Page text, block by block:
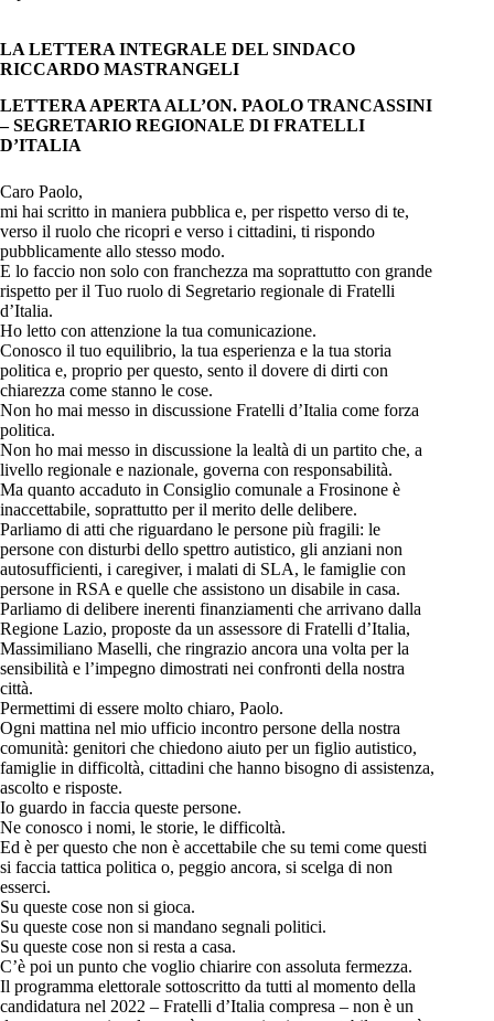
LA LETTERA INTEGRALE DEL SINDACO
RICCARDO MASTRANGELI
LETTERA APERTA ALL’ON. PAOLO TRANCASSINI
– SEGRETARIO REGIONALE DI FRATELLI
D’ITALIA
Caro Paolo,
mi hai scritto in maniera pubblica e, per rispetto verso di te,
verso il ruolo che ricopri e verso i cittadini, ti rispondo
pubblicamente allo stesso modo.
E lo faccio non solo con franchezza ma soprattutto con grande
rispetto per il Tuo ruolo di Segretario regionale di Fratelli
d’Italia.
Ho letto con attenzione la tua comunicazione.
Conosco il tuo equilibrio, la tua esperienza e la tua storia
politica e, proprio per questo, sento il dovere di dirti con
chiarezza come stanno le cose.
Non ho mai messo in discussione Fratelli d’Italia come forza
politica.
Non ho mai messo in discussione la lealtà di un partito che, a
livello regionale e nazionale, governa con responsabilità.
Ma quanto accaduto in Consiglio comunale a Frosinone è
inaccettabile, soprattutto per il merito delle delibere.
Parliamo di atti che riguardano le persone più fragili: le
persone con disturbi dello spettro autistico, gli anziani non
autosufficienti, i caregiver, i malati di SLA, le famiglie con
persone in RSA e quelle che assistono un disabile in casa.
Parliamo di delibere inerenti finanziamenti che arrivano dalla
Regione Lazio, proposte da un assessore di Fratelli d’Italia,
Massimiliano Maselli, che ringrazio ancora una volta per la
sensibilità e l’impegno dimostrati nei confronti della nostra
città.
Permettimi di essere molto chiaro, Paolo.
Ogni mattina nel mio ufficio incontro persone della nostra
comunità: genitori che chiedono aiuto per un figlio autistico,
famiglie in difficoltà, cittadini che hanno bisogno di assistenza,
ascolto e risposte.
Io guardo in faccia queste persone.
Ne conosco i nomi, le storie, le difficoltà.
Ed è per questo che non è accettabile che su temi come questi
si faccia tattica politica o, peggio ancora, si scelga di non
esserci.
Su queste cose non si gioca.
Su queste cose non si mandano segnali politici.
Su queste cose non si resta a casa.
C’è poi un punto che voglio chiarire con assoluta fermezza.
Il programma elettorale sottoscritto da tutti al momento della
candidatura nel 2022 – Fratelli d’Italia compresa – non è un